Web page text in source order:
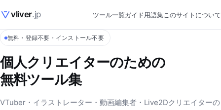
vliver.jp ツール一覧ガイド用語集このサイトについて
無料・登録不要・インストール不要
個人クリエイターのための
無料ツール集
VTuber・イラストレーター・動画編集者・Live2Dクリエイターの